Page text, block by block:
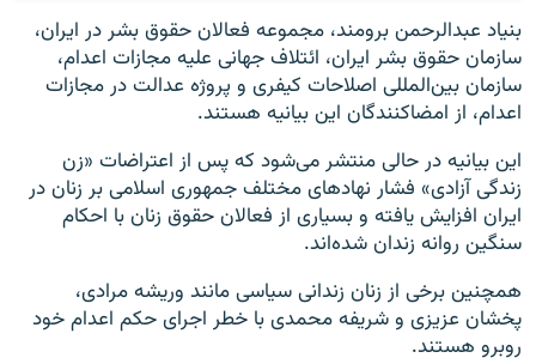
بنیاد عبدالرحمن برومند، مجموعه فعالان حقوق بشر در ایران،
سازمان حقوق بشر ایران، ائتلاف جهانی علیه مجازات اعدام،
سازمان بین‌المللی اصلاحات کیفری و پروژه عدالت در مجازات
اعدام، از امضاکنندگان این بیانیه هستند.
این بیانیه در حالی منتشر می‌شود که پس از اعتراضات «زن
زندگی آزادی» فشار نهادهای مختلف جمهوری اسلامی بر زنان در
ایران افزایش یافته و بسیاری از فعالان حقوق زنان با احکام
سنگین روانه زندان شده‌اند.
همچنین برخی از زنان زندانی سیاسی مانند وریشه مرادی،
پخشان عزیزی و شریفه محمدی با خطر اجرای حکم اعدام خود
روبرو هستند.